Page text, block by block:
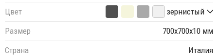
Цвет
зернистый
Размер
700х700х10 мм
Страна
Италия